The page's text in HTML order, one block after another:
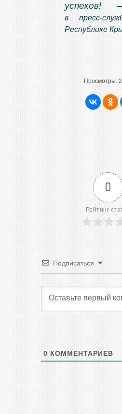
успехов!
впресс-
Республике
Просмотры:
0
Рейтинг
Подписаться
0 КОММЕНТАРИЕВ